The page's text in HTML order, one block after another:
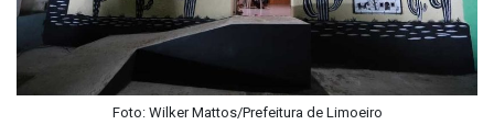
Foto: Wilker Mattos/Prefeitura de Limoeiro